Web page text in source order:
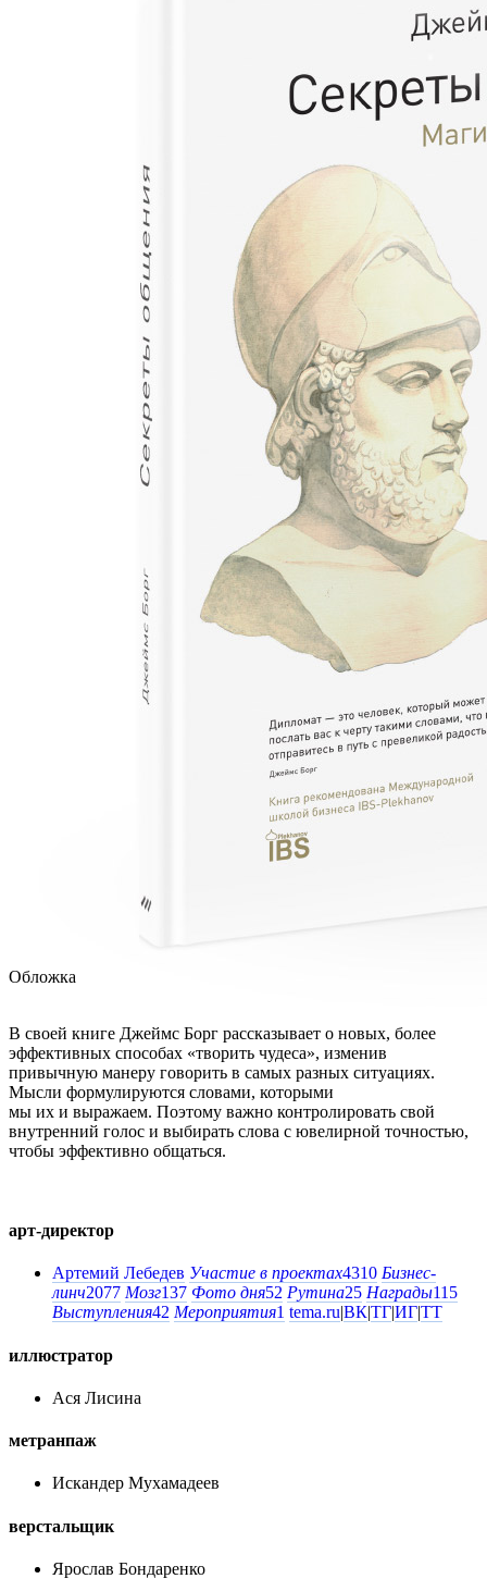
Обложка
В своей книге Джеймс Борг рассказывает о новых, более
эффективных способах «творить чудеса», изменив
привычную манеру говорить в самых разных ситуациях.
Мысли формулируются словами, которыми
мы их и выражаем. Поэтому важно контролировать свой
внутренний голос и выбирать слова с ювелирной точностью,
чтобы эффективно общаться.
арт-директор
Артемий Лебедев Участие в проектах4310 Бизнес-
линч2077 Мозг137 Фото дня52 Рутина25 Награды115
Выступления42 Мероприятия1 tema.ru|ВК|ТГ|ИГ|ТТ
иллюстратор
Ася Лисина
метранпаж
Искандер Мухамадеев
верстальщик
Ярослав Бондаренко